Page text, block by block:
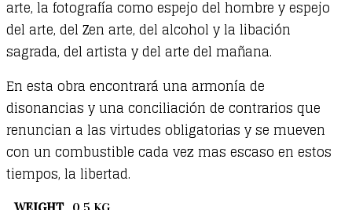
arte, la fotografía como espejo del hombre y espejo
del arte, del Zen arte, del alcohol y la libación
sagrada, del artista y del arte del mañana.
En esta obra encontrará una armonía de
disonancias y una conciliación de contrarios que
renuncian a las virtudes obligatorias y se mueven
con un combustible cada vez mas escaso en estos
tiempos, la libertad.